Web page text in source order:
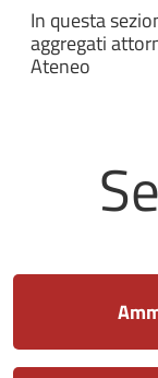
In questa
aggregati
Ateneo